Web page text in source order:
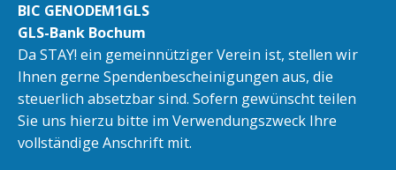
BIC GENODEM1GLS
GLS-Bank Bochum
Da STAY! ein gemeinnütziger Verein ist, stellen wir
Ihnen gerne Spendenbescheinigungen aus, die
steuerlich absetzbar sind. Sofern gewünscht teilen
Sie uns hierzu bitte im Verwendungszweck Ihre
vollständige Anschrift mit.